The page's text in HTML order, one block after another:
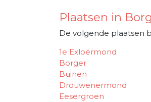
Plaatsen in
De volgende plaatsen
1e Exloërmond
Borger
Buinen
Drouwenermond
Eesergroen